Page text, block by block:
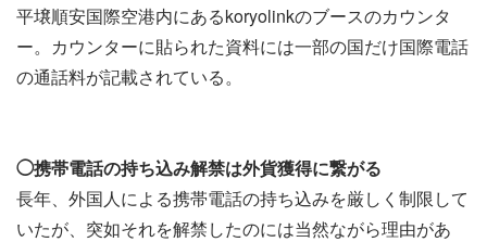
平壌順安国際空港内にあるkoryolinkのブースのカウンタ
ー。カウンターに貼られた資料には一部の国だけ国際電話
の通話料が記載されている。
◯携帯電話の持ち込み解禁は外貨獲得に繋がる
長年、外国人による携帯電話の持ち込みを厳しく制限して
いたが、突如それを解禁したのには当然ながら理由があ